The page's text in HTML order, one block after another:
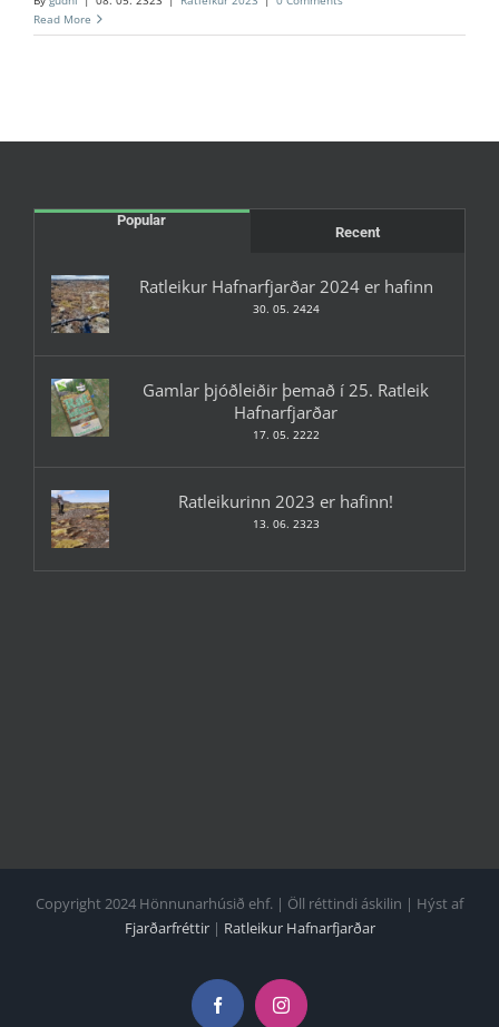
Read More
Popular
Recent
Ratleikur Hafnarfjarðar 2024 er hafinn
30. 05. 2424
Gamlar þjóðleiðir þemað í 25. Ratleik
Hafnarfjarðar
17. 05. 2222
Ratleikurinn 2023 er hafinn!
13. 06. 2323
Copyright 2024 Hönnunarhúsið ehf. | Öll réttindi áskilin | Hýst af
Fjarðarfréttir| Ratleikur Hafnarfjarðar
FacebookInstagram